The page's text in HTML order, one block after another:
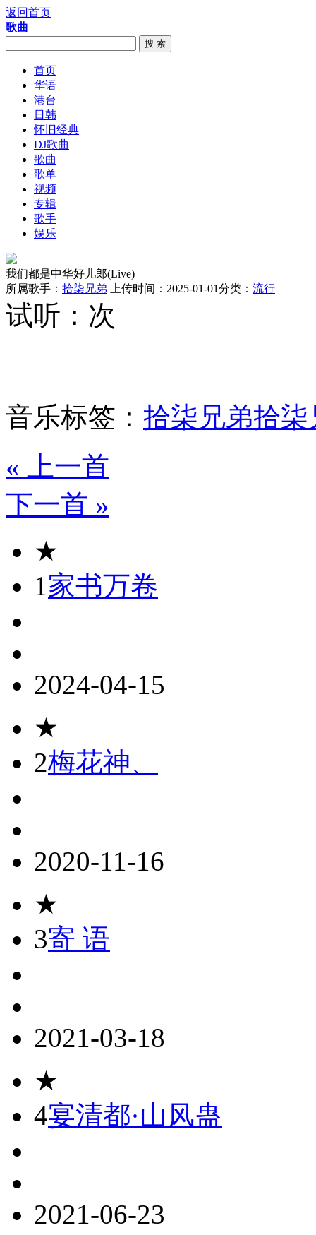
返回首页
歌曲
搜 索
首页
华语
港台
日韩
怀旧经典
DJ歌曲
歌曲
歌单
视频
专辑
歌手
娱乐
我们都是中华好儿郎(Live)
所属歌手： 拾柒兄弟 上传时间：2025-01-01分类： 流行
试听： 次
音乐标签： 拾柒兄弟拾柒
« 上一首
下一首 »
★
1家书万卷
2024-04-15
★
2梅花神、
2020-11-16
★
3寄 语
2021-03-18
★
4宴清都·山风蛊
2021-06-23